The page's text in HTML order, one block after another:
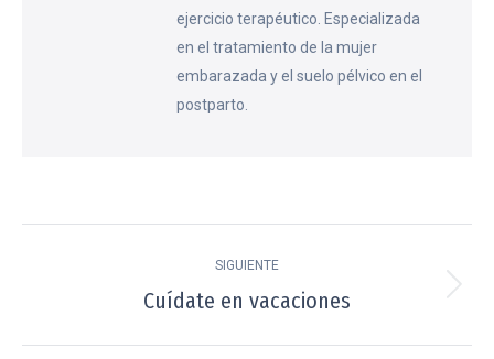
ejercicio terapéutico. Especializada
en el tratamiento de la mujer
embarazada y el suelo pélvico en el
postparto.
publicaciones
SIGUIENTE
Publicación
Cuídate en vacaciones